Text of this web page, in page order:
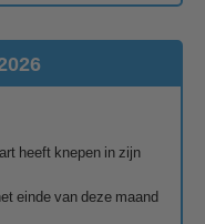
heeft knepen in zijn
einde van deze maand